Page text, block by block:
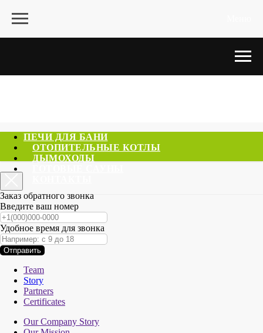
ПЕЧИ ДЛЯ БАНИ
ОТОПИТЕЛЬНЫЕ КОТЛЫ
ДЫМОХОДЫ
Заказ обратного звонка
Введите ваш номер
Удобное время для звонка
Отправить
Team
Story
Partners
Certificates
Our Company Story